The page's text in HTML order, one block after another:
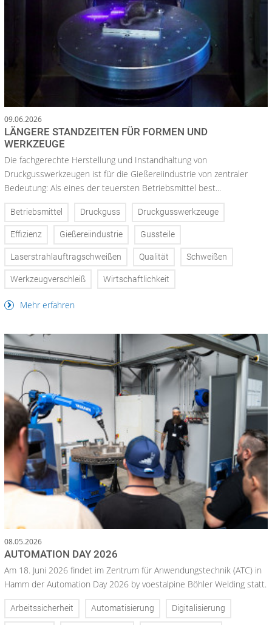
09.06.2026
LÄNGERE STANDZEITEN FÜR FORMEN UND
WERKZEUGE
Die fachgerechte Herstellung und Instandhaltung von
Druckgusswerkzeugen ist für die Gießereiindustrie von zentraler
Bedeutung: Als eines der teuersten Betriebsmittel best...
Betriebsmittel Druckguss Druckgusswerkzeuge
Effizienz Gießereiindustrie Gussteile
Laserstrahlauftragschweißen Qualität Schweißen
Werkzeugverschleiß Wirtschaftlichkeit
Mehr erfahren
08.05.2026
AUTOMATION DAY 2026
Am 18. Juni 2026 findet im Zentrum für Anwendungstechnik (ATC) in
Hamm der Automation Day 2026 by voestalpine Böhler Welding statt.
Arbeitssicherheit Automatisierung Digitalisierung